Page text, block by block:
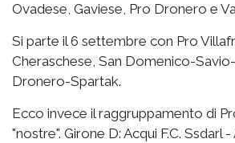
Ovadese, Gaviese, Pro Dronero e
Si parte il 6 settembre con Pro
Cheraschese, San Domenico-
Dronero-Spartak.
Ecco invece il raggruppamento di
"nostre". Girone D: Acqui F.C. Ssdarl